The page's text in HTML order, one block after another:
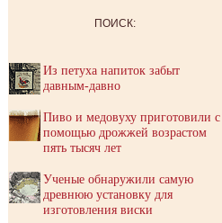
ПОИСК:
Из петуха напиток забыт
давным-давно
Пиво и медовуху приготовили с
помощью дрожжей возрастом
пять тысяч лет
Ученые обнаружили самую
древнюю установку для
изготовления виски